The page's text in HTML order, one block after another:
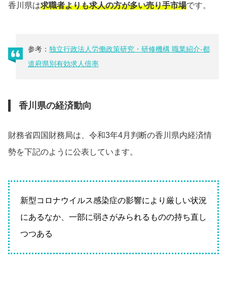
香川県は求職者よりも求人の方が多い売り手市場です。
参考： 独立行政法人労働政策研究・研修機構 職業紹介-都
道府県別有効求人倍率
香川県の経済動向
財務省四国財務局は、令和3年4月判断の香川県内経済情
勢を下記のように公表しています。
新型コロナウイルス感染症の影響により厳しい状況
にあるなか、一部に弱さがみられるものの持ち直し
つつある